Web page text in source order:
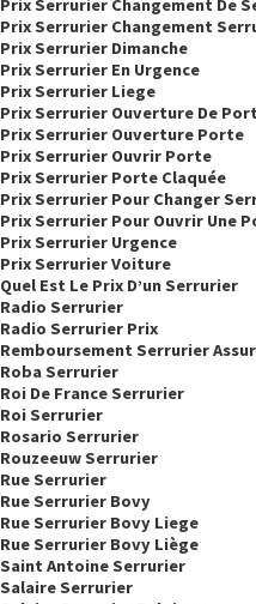
Prix Serrurier Changement De
Prix Serrurier Changement
Prix Serrurier Dimanche
Prix Serrurier En Urgence
Prix Serrurier Liege
Prix Serrurier Ouverture De
Prix Serrurier Ouverture Porte
Prix Serrurier Ouvrir Porte
Prix Serrurier Porte Claquée
Prix Serrurier Pour Changer
Prix Serrurier Pour Ouvrir Une
Prix Serrurier Urgence
Prix Serrurier Voiture
Quel Est Le Prix D’un Serrurier
Radio Serrurier
Radio Serrurier Prix
Remboursement Serrurier
Roba Serrurier
Roi De France Serrurier
Roi Serrurier
Rosario Serrurier
Rouzeeuw Serrurier
Rue Serrurier
Rue Serrurier Bovy
Rue Serrurier Bovy Liege
Rue Serrurier Bovy Liège
Saint Antoine Serrurier
Salaire Serrurier